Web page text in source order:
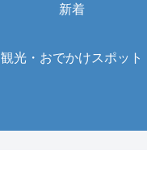
新着
観光・おでかけスポット